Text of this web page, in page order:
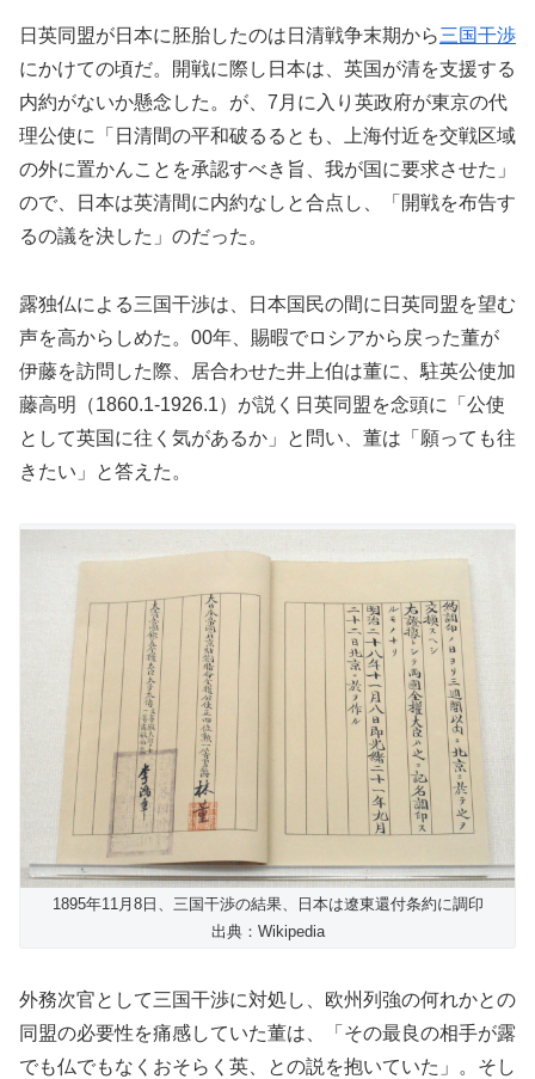
日英同盟が日本に胚胎したのは日清戦争末期から三国干渉
にかけての頃だ。開戦に際し日本は、英国が清を支援する
内約がないか懸念した。が、7月に入り英政府が東京の代
理公使に「日清間の平和破るるとも、上海付近を交戦区域
の外に置かんことを承認すべき旨、我が国に要求させた」
ので、日本は英清間に内約なしと合点し、「開戦を布告す
るの議を決した」のだった。
露独仏による三国干渉は、日本国民の間に日英同盟を望む
声を高からしめた。00年、賜暇でロシアから戻った董が
伊藤を訪問した際、居合わせた井上伯は董に、駐英公使加
藤高明（1860.1-1926.1）が説く日英同盟を念頭に「公使
として英国に往く気があるか」と問い、董は「願っても往
きたい」と答えた。
1895年11月8日、三国干渉の結果、日本は遼東還付条約に調印
出典：Wikipedia
外務次官として三国干渉に対処し、欧州列強の何れかとの
同盟の必要性を痛感していた董は、「その最良の相手が露
でも仏でもなくおそらく英、との説を抱いていた」。そし